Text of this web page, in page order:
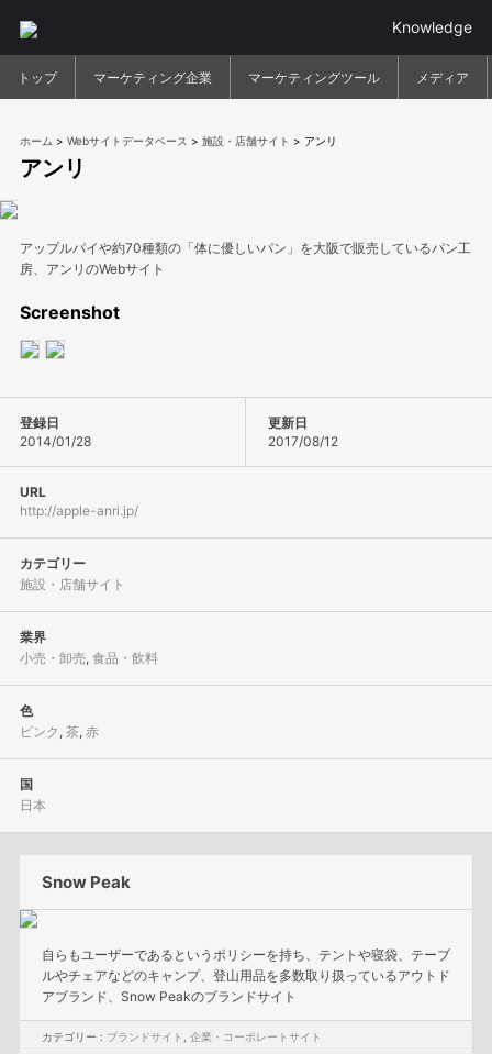
Knowledge
トップ マーケティング企業 マーケティングツール メディア
ホーム > Webサイトデータベース > 施設・店舗サイト > アンリ
アンリ
アップルパイや約70種類の「体に優しいパン」を大阪で販売しているパン工
房、アンリのWebサイト
Screenshot
登録日
2014/01/28
更新日
2017/08/12
URL
http://apple-anri.jp/
カテゴリー
施設・店舗サイト
業界
小売・卸売, 食品・飲料
色
ピンク , 茶, 赤
国
日本
Snow Peak
自らもユーザーであるというポリシーを持ち、テントや寝袋、テーブ
ルやチェアなどのキャンプ、登山用品を多数取り扱っているアウトド
アブランド、Snow Peakのブランドサイト
カテゴリー : ブランドサイト 企業・コーポレートサイト